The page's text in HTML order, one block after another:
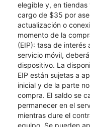
elegible y, en tiendas
cargo de $35 por
actualización o
momento de la
(EIP): tasa de interés
servicio móvil,
dispositivo. La
EIP están sujetas a
inicial y de la parte
compra. El saldo se
permanecer en el
mientras dure el